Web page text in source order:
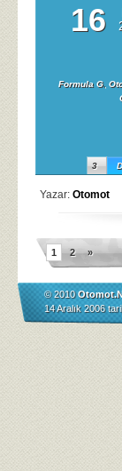
16
Formula G,
3
Yazar: Otomot
1 2 »
© 2010
14 Aralık 2006